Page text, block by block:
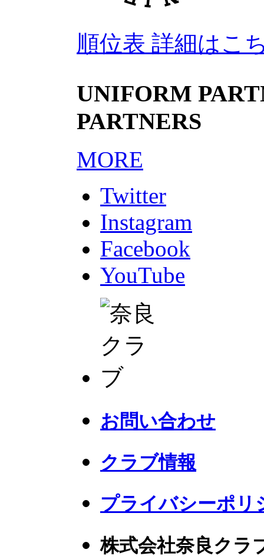
順位表 詳細はこ
UNIFORM
PARTNERS
MORE
Twitter
Instagram
Facebook
YouTube
お問い合わせ
クラブ情報
プライバシーポリ
株式会社奈良ク